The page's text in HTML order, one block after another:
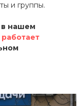
и группы.
нашем